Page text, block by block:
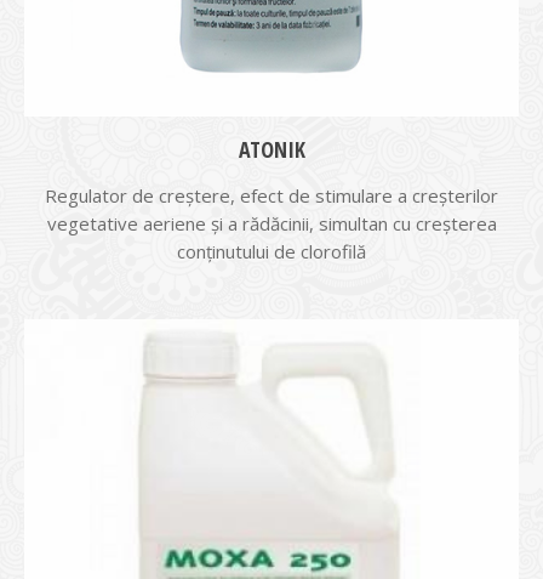
ATONIK
Regulator de creştere, efect de stimulare a creșterilor
vegetative aeriene și a rădăcinii, simultan cu creșterea
conținutului de clorofilă